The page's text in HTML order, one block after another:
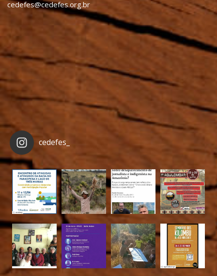
cedefes@cedefes.org.br
cedefes_